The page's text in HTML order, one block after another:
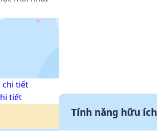
chi tiết
tiết
Tính năng hữu ích